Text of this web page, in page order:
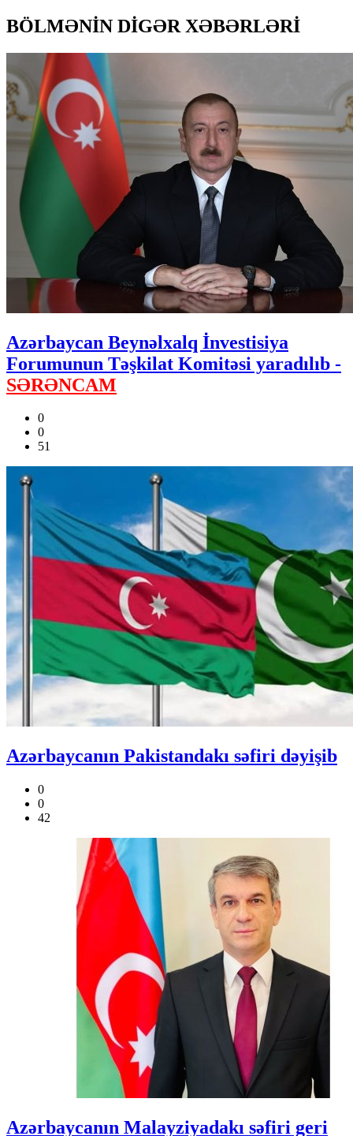
BÖLMƏNİN DİGƏR XƏBƏRLƏRİ
Azərbaycan Beynəlxalq İnvestisiya
Forumunun Təşkilat Komitəsi yaradılıb -
SƏRƏNCAM
0
0
51
Azərbaycanın Pakistandakı səfiri dəyişib
0
0
42
Azərbaycanın Malayziyadakı səfiri geri